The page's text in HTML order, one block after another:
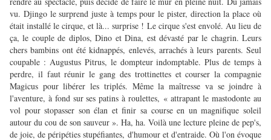
vu. Djingo le surprend juste à temps pour le pister, direction la place où
était installé le cirque, et là... surprise ! Le cirque s'est envolé. Au lieu de
ça, le couple de diplos, Dino et Dina, est dévasté par le chagrin. Leurs
chers bambins ont été kidnappés, enlevés, arrachés à leurs parents. Seul
coupable : Augustus Pitrus, le dompteur indomptable. Plus de temps à
perdre, il faut réunir le gang des trottinettes et courser la compagnie
Magicus pour libérer les triplés. Même la maîtresse va se joindre à
l'aventure, à fond sur ses patins à roulettes, « attrapant le mastodonte au
vol pour stopasser son élan et finir sa course en un magnifique soleil
autour du cou de son sauveur ». Ha, ha. Voilà une lecture pleine de pep's,
de joie, de péripéties stupéfiantes, d'humour et d'entraide. Où l'on évoque